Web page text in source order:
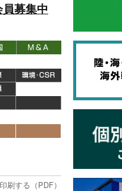
募集中
刷する（PDF）